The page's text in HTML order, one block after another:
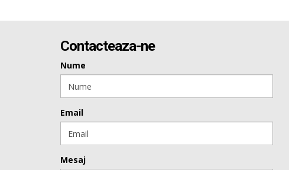
Contacteaza-ne
Nume
Email
Mesaj